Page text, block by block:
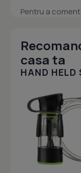
Pentru a
casa ta
HAND HELD